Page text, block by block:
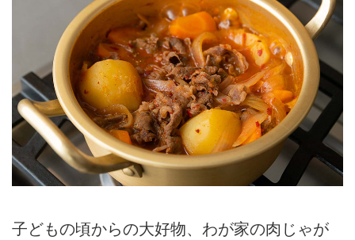
子どもの頃からの大好物、わが家の肉じゃが